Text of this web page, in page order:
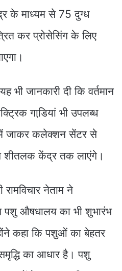
के माध्यम से 75 दुग्ध
कर प्रोसेसिंग के लिए
भी जानकारी दी कि वर्तमान
गाडि़यां भी उपलब्ध
में जाकर कलेक्शन सेंटर से
शीतलक केंद्र तक लाएंगे।
नेताम ने
पशु औषधालय का भी शुभारंभ
कहा कि पशुओं का बेहतर
का आधार है। पशु